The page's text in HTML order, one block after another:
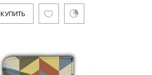
КУПИТЬ